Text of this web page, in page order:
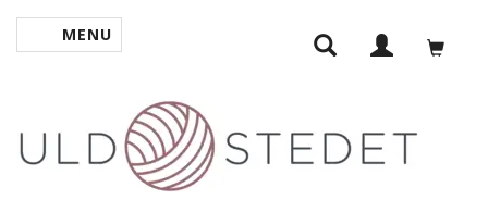
SKIFTE NAVIGATION
MENU